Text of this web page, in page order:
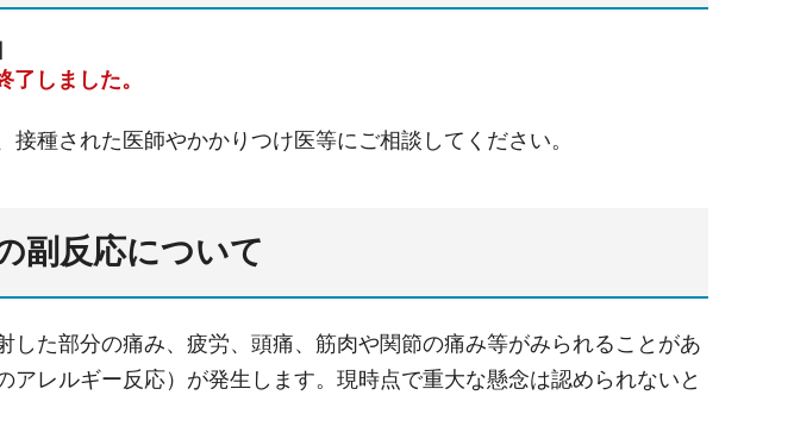
しました。
種された医師やかかりつけ医等にご相談してください。
副反応について
した部分の痛み、疲労、頭痛、筋肉や関節の痛み等がみられることがあ
アレルギー反応）が発生します。現時点で重大な懸念は認められないと